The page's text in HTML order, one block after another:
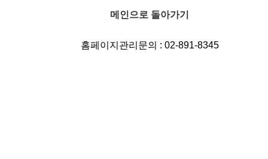
메인으로 돌아가기
홈페이지관리문의 : 02-891-8345